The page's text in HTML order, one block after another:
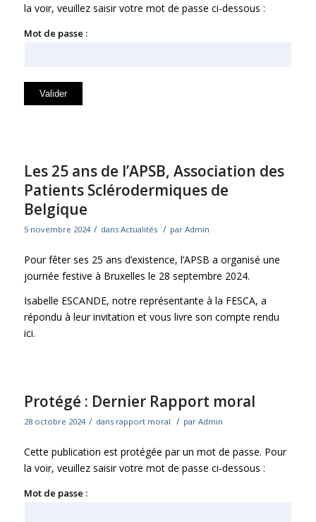
la voir, veuillez saisir votre mot de passe ci-dessous :
Mot de passe :
Les 25 ans de l’APSB, Association des
Patients Sclérodermiques de
Belgique
5 novembre 2024 / dans Actualités / par Admin
Pour fêter ses 25 ans d’existence, l’APSB a organisé une
journée festive à Bruxelles le 28 septembre 2024.
Isabelle ESCANDE, notre représentante à la FESCA, a
répondu à leur invitation et vous livre son compte rendu
ici.
Protégé : Dernier Rapport moral
28 octobre 2024 / dans rapport moral / par Admin
Cette publication est protégée par un mot de passe. Pour
la voir, veuillez saisir votre mot de passe ci-dessous :
Mot de passe :